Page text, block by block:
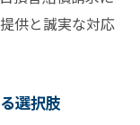
供と誠実な対応
選択肢